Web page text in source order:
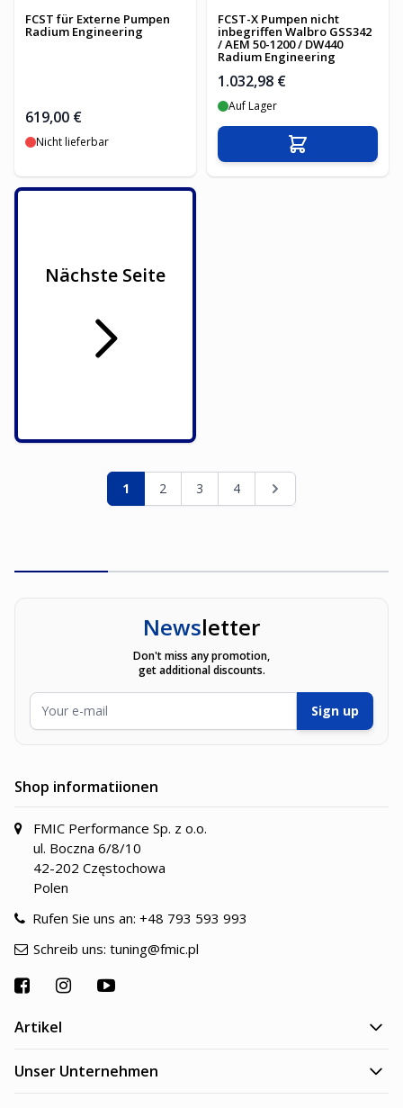
FCST für Externe Pumpen
Radium Engineering
619,00 €
Nicht lieferbar
FCST-X Pumpen nicht
inbegriffen Walbro GSS342
/ AEM 50-1200 / DW440
Radium Engineering
1.032,98 €
Auf Lager
In den
Nächste Seite
SeiteSie lesen gerade die Seite
1 Seite
2 Seite
3 Seite
4 Seite
Newsletter
Don't miss any promotion,
get additional discounts.
Sign up
Shop informatiionen
FMIC Performance Sp. z o.o.
ul. Boczna 6/8/10
42-202 Częstochowa
Polen
Rufen Sie uns an: +48 793 593 993
Schreib uns: tuning@fmic.pl
Artikel
Unser Unternehmen